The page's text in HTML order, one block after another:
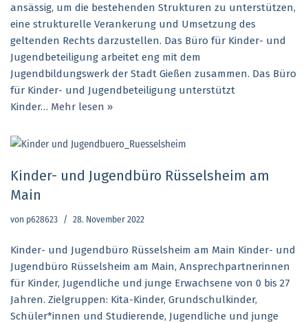
ansässig, um die bestehenden Strukturen zu unterstützen,
eine strukturelle Verankerung und Umsetzung des
geltenden Rechts darzustellen. Das Büro für Kinder- und
Jugendbeteiligung arbeitet eng mit dem
Jugendbildungswerk der Stadt Gießen zusammen. Das Büro
für Kinder- und Jugendbeteiligung unterstützt
Kinder… Mehr lesen »
Kinder- und Jugendbüro Rüsselsheim am
Main
von p628623 28. November 2022
Kinder- und Jugendbüro Rüsselsheim am Main Kinder- und
Jugendbüro Rüsselsheim am Main, Ansprechpartnerinnen
für Kinder, Jugendliche und junge Erwachsene von 0 bis 27
Jahren. Zielgruppen: Kita-Kinder, Grundschulkinder,
Schüler*innen und Studierende, Jugendliche und junge